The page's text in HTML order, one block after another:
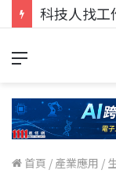
科技人找工
首頁 / 產業應用 /